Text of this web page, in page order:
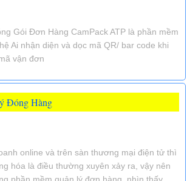
Gói Đơn Hàng CamPack ATP là phần mềm
Ai nhận diện và dọc mã QR/ bar code khi
vận đơn
Đóng Hàng
online và trên sàn thương mại điện tử thì
hóa là điều thường xuyên xảy ra, vậy nên